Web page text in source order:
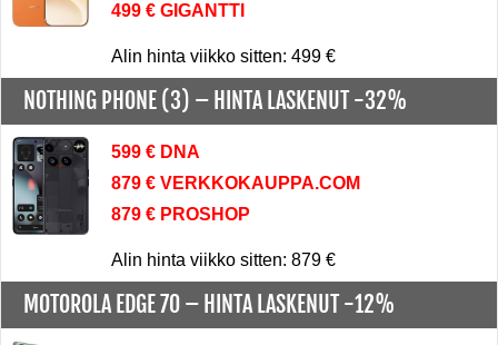
499 € GIGANTTI
Alin hinta viikko sitten: 499 €
NOTHING PHONE (3) – HINTA LASKENUT -32%
599 € DNA
879 € VERKKOKAUPPA.COM
879 € PROSHOP
Alin hinta viikko sitten: 879 €
MOTOROLA EDGE 70 – HINTA LASKENUT -12%